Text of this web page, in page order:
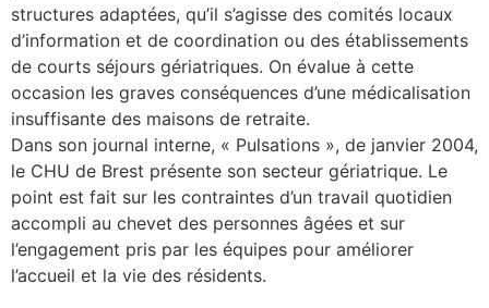
au CHU
& patrimoine
structures adaptées, qu’il s’agisse des comités locaux
d’information et de coordination ou des établissements
de courts séjours gériatriques. On évalue à cette
occasion les graves conséquences d’une médicalisation
insuffisante des maisons de retraite.
Dans son journal interne, « Pulsations », de janvier 2004,
le CHU de Brest présente son secteur gériatrique. Le
point est fait sur les contraintes d’un travail quotidien
accompli au chevet des personnes âgées et sur
l’engagement pris par les équipes pour améliorer
l’accueil et la vie des résidents.